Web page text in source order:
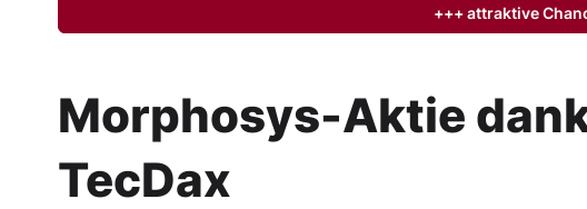
Abo & Shop
BO-Musterdepots
+++ attraktive
Morphosys-Aktie
TecDax